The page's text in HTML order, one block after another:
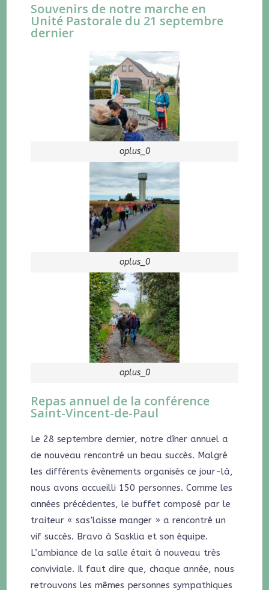
Souvenirs de notre marche en
Unité Pastorale du 21 septembre
dernier
oplus_0
oplus_0
oplus_0
Repas annuel de la conférence
Saint-Vincent-de-Paul
Le 28 septembre dernier, notre dîner annuel a
de nouveau rencontré un beau succès. Malgré
les différents évènements organisés ce jour-là,
nous avons accueilli 150 personnes. Comme les
années précédentes, le buffet composé par le
traiteur « sas’laisse manger » a rencontré un
vif succès. Bravo à Sasklia et son équipe.
L’ambiance de la salle était à nouveau très
conviviale. Il faut dire que, chaque année, nous
retrouvons les mêmes personnes sympathiques